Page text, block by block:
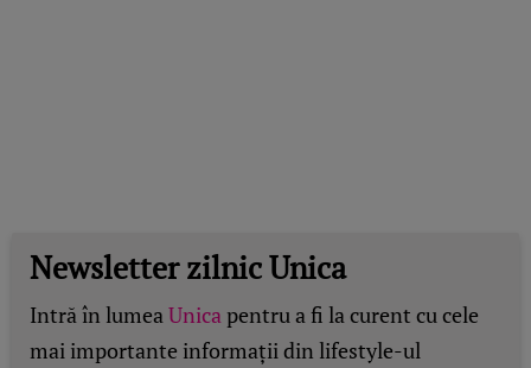
Newsletter zilnic Unica
Intră în lumeaUnicapentru a fi la curent cu cele
mai importante informații din lifestyle-ul